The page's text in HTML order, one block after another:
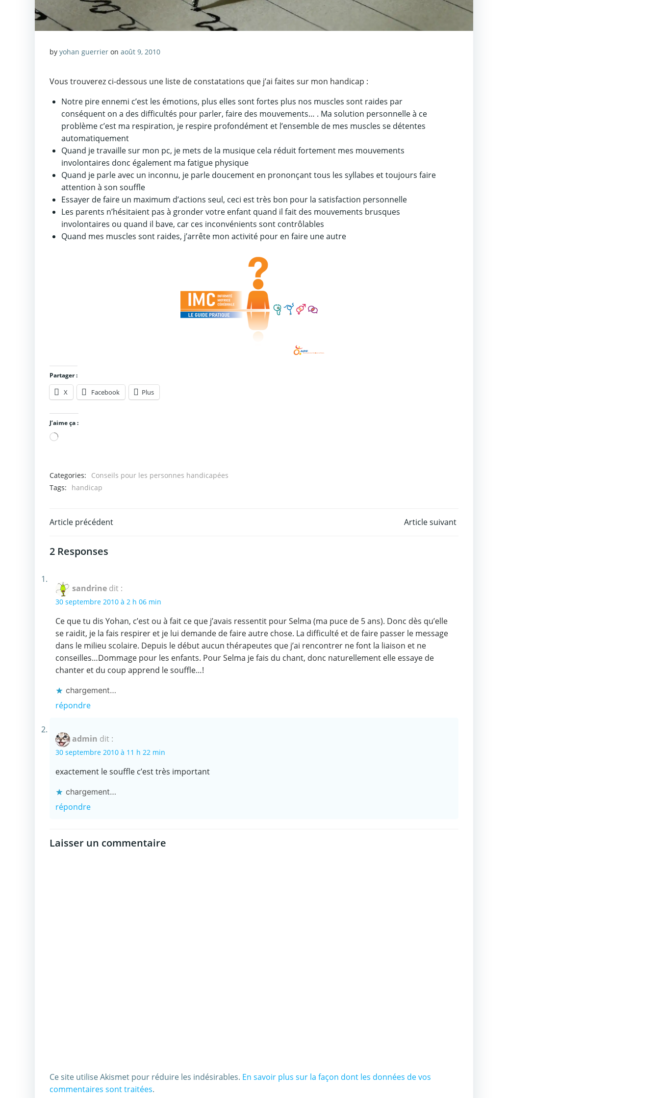
by yohan guerrier on août 9, 2010
Vous trouverez ci-dessous une liste de constatations que j’ai faites sur mon handicap :
Notre pire ennemi c’est les émotions, plus elles sont fortes plus nos muscles sont raides par
conséquent on a des difficultés pour parler, faire des mouvements… . Ma solution personnelle à ce
problème c’est ma respiration, je respire profondément et l’ensemble de mes muscles se détentes
automatiquement
Quand je travaille sur mon pc, je mets de la musique cela réduit fortement mes mouvements
involontaires donc également ma fatigue physique
Quand je parle avec un inconnu, je parle doucement en prononçant tous les syllabes et toujours faire
attention à son souffle
Essayer de faire un maximum d’actions seul, ceci est très bon pour la satisfaction personnelle
Les parents n’hésitaient pas à gronder votre enfant quand il fait des mouvements brusques
involontaires ou quand il bave, car ces inconvénients sont contrôlables
Quand mes muscles sont raides, j’arrête mon activité pour en faire une autre
Partager :
X Facebook Plus
J’aime ça :
Chargement…
Categories:
Conseils pour les personnes handicapées
Tags:
handicap
Post
navigation
Article précédent Article suivant
2 Responses
sandrine dit :
30 septembre 2010 à 2 h 06 min
Ce que tu dis Yohan, c’est ou à fait ce que j’avais ressentit pour Selma (ma puce de 5 ans). Donc dès qu’elle
se raidit, je la fais respirer et je lui demande de faire autre chose. La difficulté et de faire passer le message
dans le milieu scolaire. Depuis le début aucun thérapeutes que j’ai rencontrer ne font la liaison et ne
conseilles…Dommage pour les enfants. Pour Selma je fais du chant, donc naturellement elle essaye de
chanter et du coup apprend le souffle…!
chargement…
répondre
admin dit :
30 septembre 2010 à 11 h 22 min
exactement le souffle c’est très important
chargement…
répondre
Laisser un commentaire
Ce site utilise Akismet pour réduire les indésirables. En savoir plus sur la façon dont les données de vos
commentaires sont traitées.